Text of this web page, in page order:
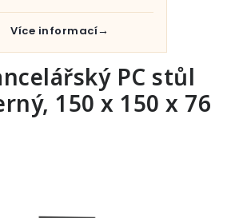
PC stůl
150 x 150 x 76
Více informací